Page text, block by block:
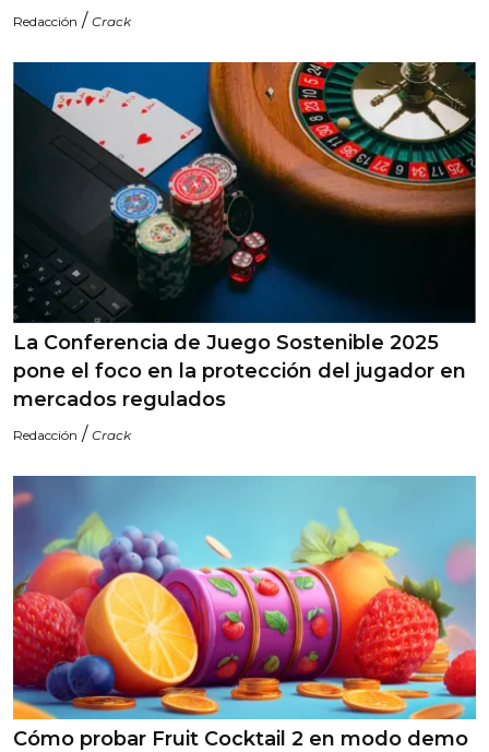
Redacción / Crack
La Conferencia de Juego Sostenible 2025
pone el foco en la protección del jugador en
mercados regulados
Redacción / Crack
Cómo probar Fruit Cocktail 2 en modo demo